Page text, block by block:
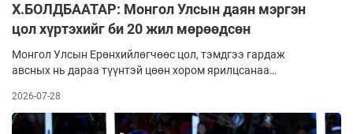
Х.БОЛДБААТАР: Монгол Улсын даян мэргэн
цол хүртэхийг би 20 жил мөрөөдсөн
Монгол Улсын Ерөнхийлөгчөөс цол, тэмдгээ гардаж
авсных нь дараа түүнтэй цөөн хором ярилцсанаа
2026-07-28